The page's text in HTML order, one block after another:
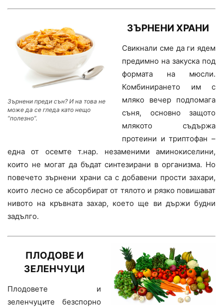
Зърнени преди сън? И на това не
може да се гледа като нещо
“полезно”.
ЗЪРНЕНИ ХРАНИ
Свикнали сме да ги ядем
предимно на закуска под
формата на мюсли.
Комбинирането им с
мляко вечер подпомага
съня, основно защото
млякото съдържа
протеини и триптофан –
една от осемте т.нар. незаменими аминокиселини,
които не могат да бъдат синтезирани в организма. Но
повечето зърнени храни са с добавени прости захари,
които лесно се абсорбират от тялото и рязко повишават
нивото на кръвната захар, което ще ви държи будни
задълго.
ПЛОДОВЕ И
ЗЕЛЕНЧУЦИ
Плодовете и
зеленчуците безспорно